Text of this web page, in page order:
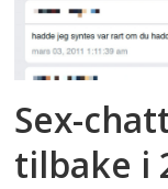
Sex-
tilbake i